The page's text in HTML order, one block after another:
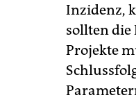
Inzidenz,
sollten
Projekte